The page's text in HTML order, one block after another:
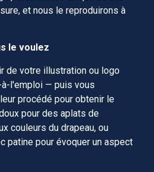
et nous le reproduirons à
le voulez
de votre illustration ou logo
l'emploi — puis vous
procédé pour obtenir le
pour des aplats de
couleurs du drapeau, ou
patine pour évoquer un aspect